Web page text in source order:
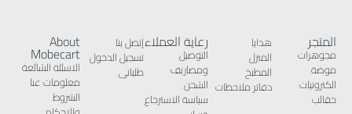
المتجر
مجوهرات
موضة
الكترونيات
حقائب
هدايا
المنزل
المطبخ
دفاتر ملاحظات
رعاية العملاء
التوصيل
ومصاريف
الشحن
سياسة الاسترجاع
إتصل بنا
تسجيل الدخول
طلباتى
About
Mobecart
الاسئلة الشائعة
معلومات عنا
الشروط